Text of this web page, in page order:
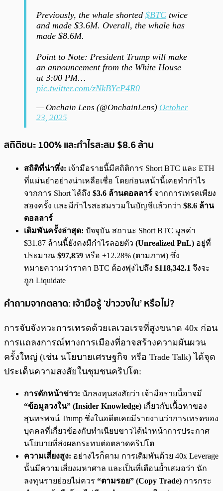
Previously, the whale shorted $BTC twice
and made $3.6M. Overall, the whale has
made $8.6M.
Point to Note: President Trump will make
an announcement from the White House
at 3:00 PM…
pic.twitter.com/zNkBYcP4R0
— Onchain Lens (@OnchainLens) October
23, 2025
สถิติชนะ 100% และกำไรสะสม $8.6 ล้าน
สถิติที่น่าทึ่ง: เจ้ามือรายนี้มีสถิติการ Short BTC และ ETH
ที่แม่นยำอย่างน่าเหลือเชื่อ โดยก่อนหน้านี้เคยทำกำไร
จากการ Short ได้ถึง $3.6 ล้านดอลลาร์ จากการเทรดเพียง
สองครั้ง และมีกำไรสะสมรวมในบัญชีแล้วกว่า $8.6 ล้าน
ดอลลาร์
เดิมพันครั้งล่าสุด: ปัจจุบัน สถานะ Short BTC มูลค่า
$31.87 ล้านนี้ยังคงมีกำไรลอยตัว (Unrealized PnL) อยู่ที่
ประมาณ $97,859 หรือ +12.28% (ตามภาพ) ซึ่ง
หมายความว่าราคา BTC ต้องพุ่งไปถึง $118,342.1 จึงจะ
ถูก Liquidate
คำถามจากตลาด: เจ้ามือรู้ ‘ข่าววงใน’ หรือไม่?
การจับจังหวะการเทรดด้วยเลเวอเรจที่สูงขนาด 40x ก่อน
การแถลงการณ์ทางการเมืองที่อาจสร้างความผันผวน
ครั้งใหญ่ (เช่น นโยบายเศรษฐกิจ หรือ Trade Talk) ได้จุด
ประเด็นความสงสัยในชุมชนคริปโต:
การดักหน้าข่าว: นักลงทุนสงสัยว่า เจ้ามือรายนี้อาจมี
“ข้อมูลวงใน” (Insider Knowledge) เกี่ยวกับเนื้อหาของ
สุนทรพจน์ Trump ซึ่งในอดีตเคยมีรายงานว่าการเทรดของ
บุคคลที่เกี่ยวข้องกับทำเนียบขาวได้นำหน้าการประกาศ
นโยบายที่ส่งผลกระทบต่อตลาดคริปโต
ความเสี่ยงสูง: อย่างไรก็ตาม การเดิมพันด้วย 40x Leverage
นั้นมีความเสี่ยงมหาศาล และเป็นที่เตือนย้ำเสมอว่า นัก
ลงทุนรายย่อยไม่ควร “ตามรอย” (Copy Trade) การกระ